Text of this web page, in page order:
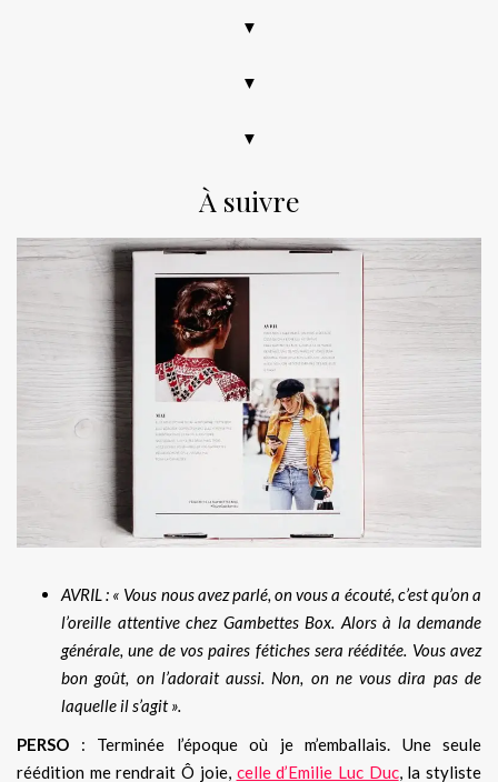
▼
▼
▼
À suivre
AVRIL : « Vous nous avez parlé, on vous a écouté, c’est qu’on a
l’oreille attentive chez Gambettes Box. Alors à la demande
générale, une de vos paires fétiches sera rééditée. Vous avez
bon goût, on l’adorait aussi. Non, on ne vous dira pas de
laquelle il s’agit ».
PERSO : Terminée l’époque où je m’emballais. Une seule
réédition me rendrait Ô joie, celle d’Emilie Luc Duc, la styliste